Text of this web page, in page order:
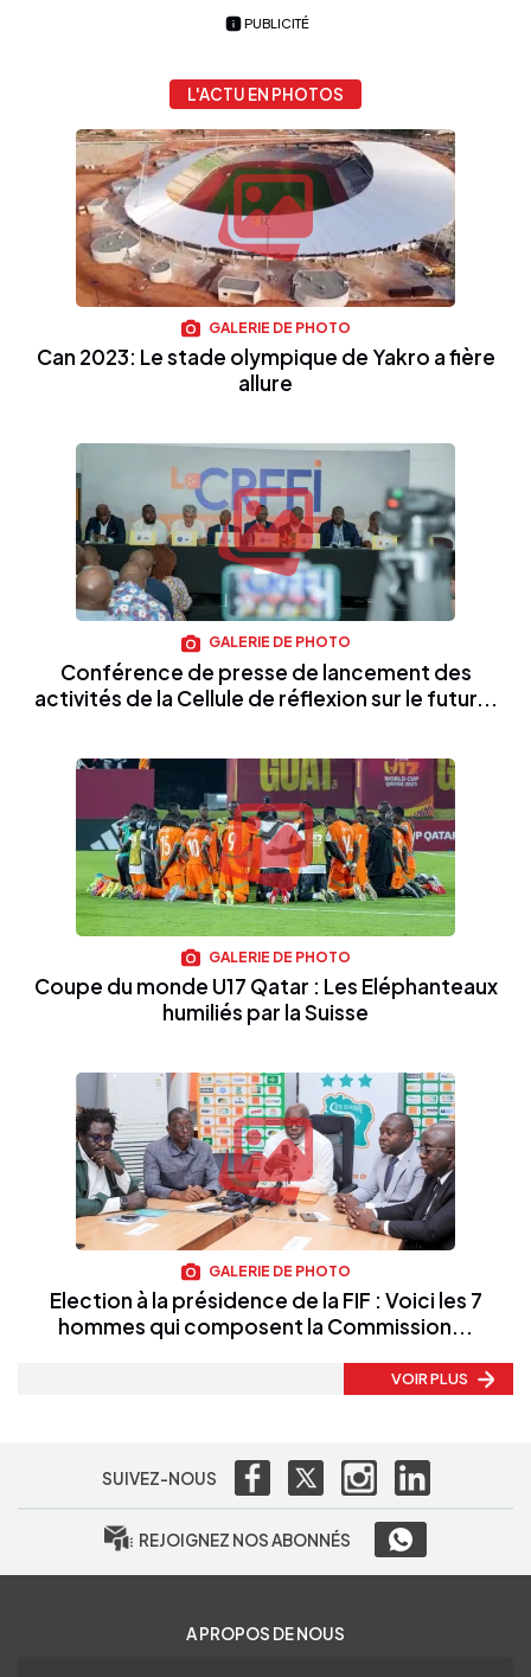
PUBLICITÉ
L'ACTU EN PHOTOS
GALERIE DE PHOTO
Can 2023: Le stade olympique de Yakro a fière
allure
GALERIE DE PHOTO
Conférence de presse de lancement des
activités de la Cellule de réflexion sur le futur...
GALERIE DE PHOTO
Coupe du monde U17 Qatar : Les Eléphanteaux
humiliés par la Suisse
GALERIE DE PHOTO
Election à la présidence de la FIF : Voici les 7
hommes qui composent la Commission...
VOIR PLUS
SUIVEZ-NOUS
REJOIGNEZ NOS ABONNÉS
A PROPOS DE NOUS